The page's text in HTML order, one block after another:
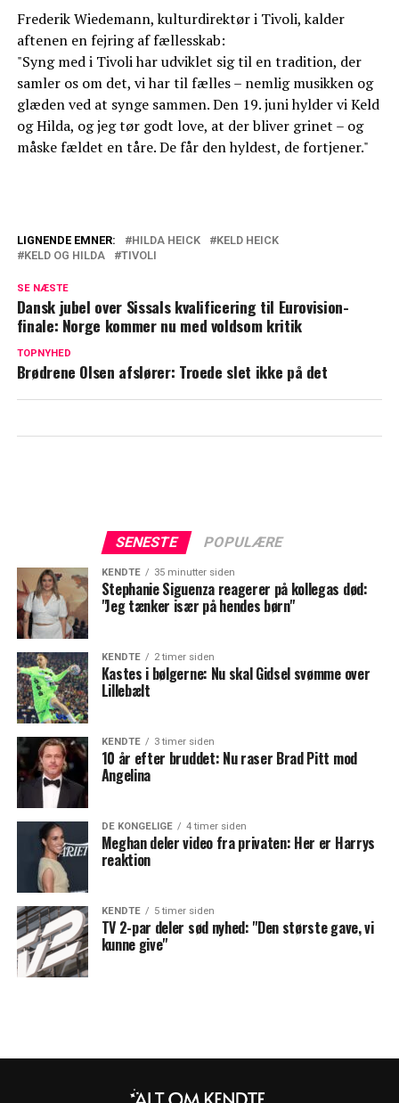
Frederik Wiedemann, kulturdirektør i Tivoli, kalder
aftenen en fejring af fællesskab:
"Syng med i Tivoli har udviklet sig til en tradition, der
samler os om det, vi har til fælles – nemlig musikken og
glæden ved at synge sammen. Den 19. juni hylder vi Keld
og Hilda, og jeg tør godt love, at der bliver grinet – og
måske fældet en tåre. De får den hyldest, de fortjener."
Keld og Hilda åbner op: Derfor er det helt
Keld Heick har netop fejret sin 79 års
fødselsdag: Denne gave fik han af Hilda
LIGNENDE EMNER: HILDA HEICK
KELD HEICK
KELD OG HILDA
TIVOLI
SE NÆSTE
Dansk jubel over Sissals kvalificering til Eurovision-
finale: Norge kommer nu med voldsom kritik
TOPNYHED
Brødrene Olsen afslører: Troede slet ikke på det
SENESTE POPULÆRE
KENDTE 35 minutter siden
Stephanie Siguenza reagerer på kollegas død:
"Jeg tænker især på hendes børn"
KENDTE 2 timer siden
Kastes i bølgerne: Nu skal Gidsel svømme over
Lillebælt
KENDTE 3 timer siden
10 år efter bruddet: Nu raser Brad Pitt mod
Angelina
DE KONGELIGE 4 timer siden
Meghan deler video fra privaten: Her er Harrys
reaktion
KENDTE 5 timer siden
TV 2-par deler sød nyhed: "Den største gave, vi
kunne give"